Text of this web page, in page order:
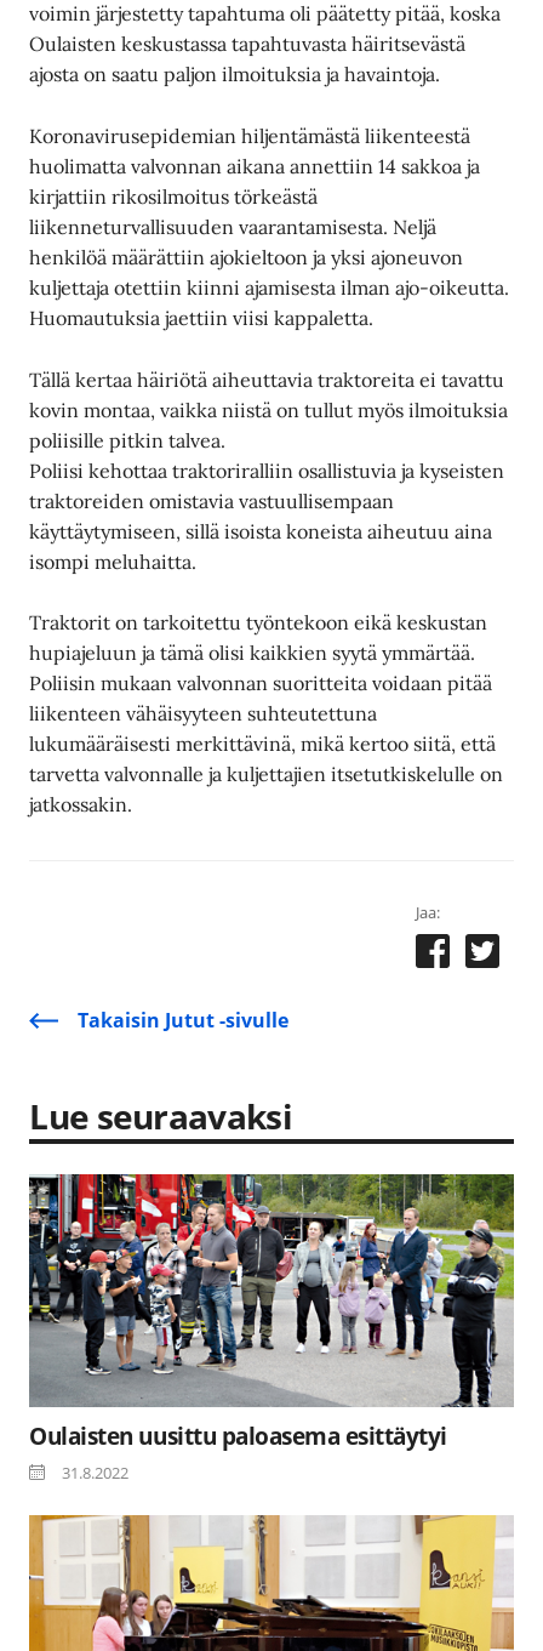
voimin järjestetty tapahtuma oli päätetty pitää, koska
Oulaisten keskustassa tapahtuvasta häiritsevästä
ajosta on saatu paljon ilmoituksia ja havaintoja.
Koronavirusepidemian hiljentämästä liikenteestä
huolimatta valvonnan aikana annettiin 14 sakkoa ja
kirjattiin rikosilmoitus törkeästä
liikenneturvallisuuden vaarantamisesta. Neljä
henkilöä määrättiin ajokieltoon ja yksi ajoneuvon
kuljettaja otettiin kiinni ajamisesta ilman ajo-oikeutta.
Huomautuksia jaettiin viisi kappaletta.
Tällä kertaa häiriötä aiheuttavia traktoreita ei tavattu
kovin montaa, vaikka niistä on tullut myös ilmoituksia
poliisille pitkin talvea.
Poliisi kehottaa traktoriralliin osallistuvia ja kyseisten
traktoreiden omistavia vastuullisempaan
käyttäytymiseen, sillä isoista koneista aiheutuu aina
isompi meluhaitta.
Traktorit on tarkoitettu työntekoon eikä keskustan
hupiajeluun ja tämä olisi kaikkien syytä ymmärtää.
Poliisin mukaan valvonnan suoritteita voidaan pitää
liikenteen vähäisyyteen suhteutettuna
lukumääräisesti merkittävinä, mikä kertoo siitä, että
tarvetta valvonnalle ja kuljettajien itsetutkiskelulle on
jatkossakin.
Jaa:
Takaisin Jutut -sivulle
Lue seuraavaksi
Oulaisten uusittu paloasema esittäytyi
31.8.2022